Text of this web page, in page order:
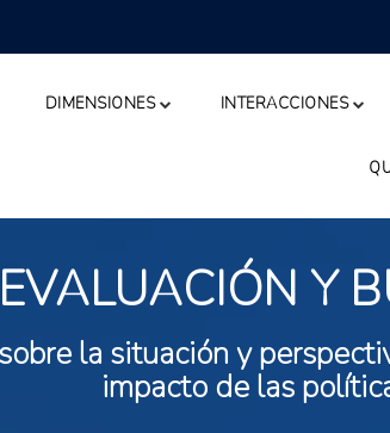
DIMENSIONES INTERACCIONES
Y
la situación y
impacto de las